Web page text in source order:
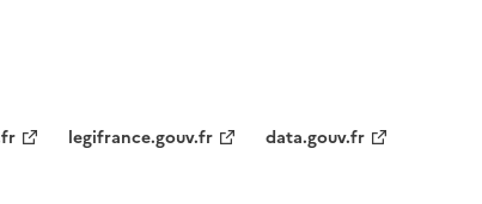
legifrance.gouv.fr data.gouv.fr